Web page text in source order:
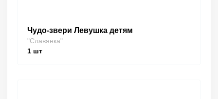
Чудо-звери Левушка детям
"Славянка"
1 шт